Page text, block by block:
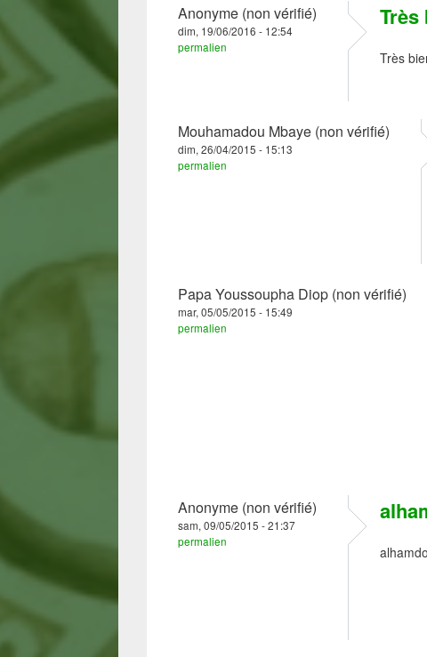
Anonyme (non vérifié)
dim, 19/06/2016 - 12:54
permalien
Très
Très
Mouhamadou Mbaye (non vérifié)
dim, 26/04/2015 - 15:13
permalien
Papa Youssoupha Diop (non vérifié)
mar, 05/05/2015 - 15:49
permalien
Anonyme (non vérifié)
sam, 09/05/2015 - 21:37
permalien